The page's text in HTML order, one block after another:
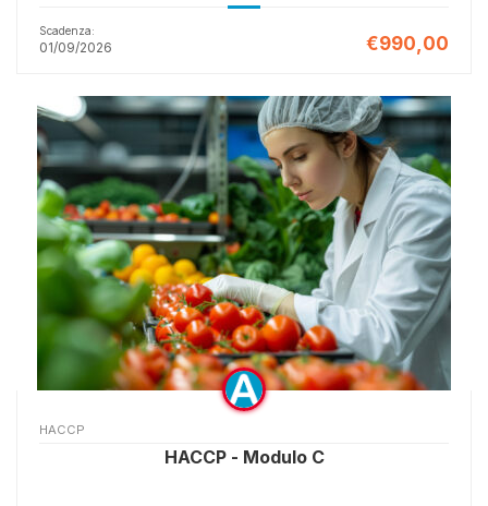
Scadenza:
01/09/2026 €990,00
HACCP
HACCP - Modulo C